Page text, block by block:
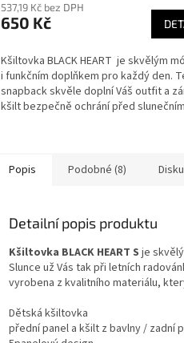
537,19 Kč bez DPH
650 Kč
Kšiltovka BLACK HEART je skvělým
i funkčním doplňkem pro každý den.
snapback skvěle doplní Váš outfit a
kšilt bezpečně ochrání před
Popis Podobné (8)
Detailní popis produktu
Kšiltovka BLACK HEART S je
Slunce už Vás tak při letních
vyrobena z kvalitního materiálu,
Dětská kšiltovka
přední panel a kšilt z bavlny /